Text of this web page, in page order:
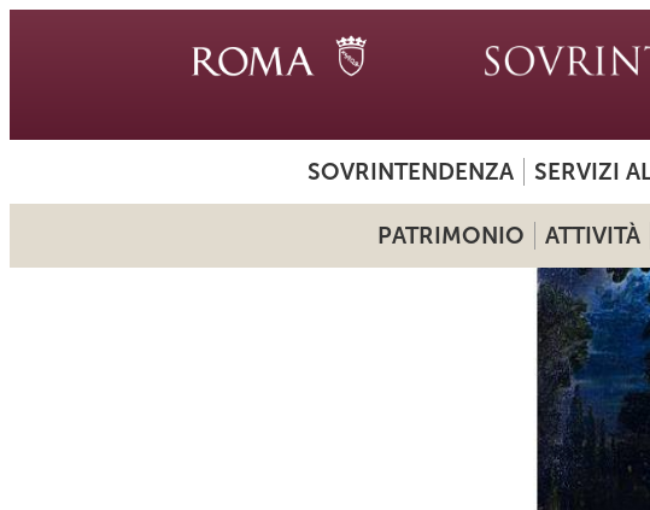
SOVRINTENDENZA SERVIZI
PATRIMONIO ATTIVITÀ